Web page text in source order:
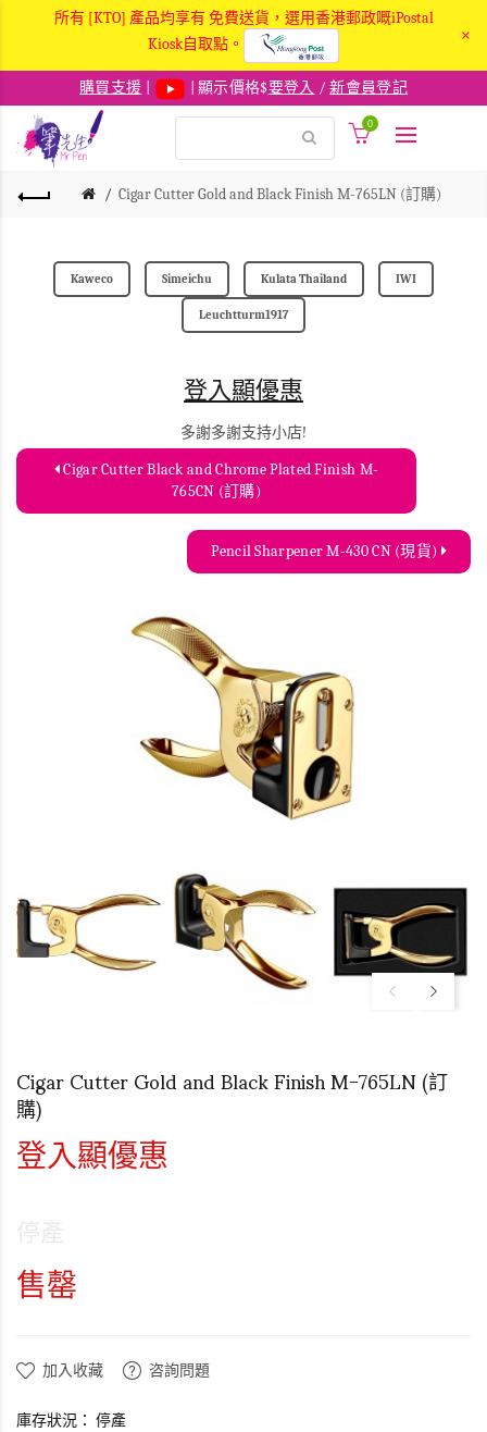
所有 [KTO] 產品均享有 免費送貨，選用香港郵政嘅iPostal
Kiosk自取點。
×
購買支援 | 顯示價格$要登入 /新會員登記
0
Cigar Cutter Gold and Black Finish M-765LN (訂購)
Kaweco Simeichu Kulata Thailand IWI
Leuchtturm1917
登入顯優惠
多謝多謝支持小店!
Cigar Cutter Black and Chrome Plated Finish M-
765CN (訂購)
Pencil Sharpener M-430 CN (現貨)
Cigar Cutter Gold and Black Finish M-765LN (訂
購)
登入顯優惠
售罄
加入收藏 咨詢問題
庫存狀況： 停產